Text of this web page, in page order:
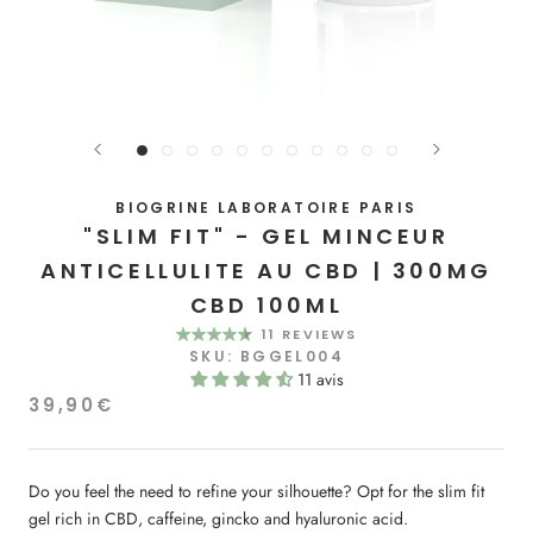
BIOGRINE LABORATOIRE PARIS
"SLIM FIT" - GEL MINCEUR
ANTICELLULITE AU CBD | 300MG
CBD 100ML
11 REVIEWS
SKU: BGGEL004
11 avis
39,90€
Do you feel the need to refine your silhouette? Opt for the slim fit
gel rich in CBD, caffeine, gincko and hyaluronic acid.